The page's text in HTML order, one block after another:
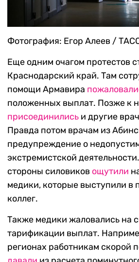
Фотография: Егор Алеев /
Еще одним очагом протестов
Краснодарский край. Там
помощи Армавира
положенных выплат. Позже к
присоединились и другие
Правда потом врачам из
предупреждение о
экстремистской
стороны силовиков ощутили
медики, которые выступили в
коллег.
Также медики жаловались на
тарификации выплат.
регионах работникам скорой